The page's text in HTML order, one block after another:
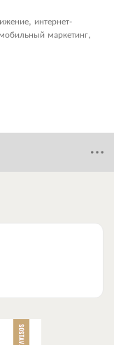
интернет-
маркетинг,